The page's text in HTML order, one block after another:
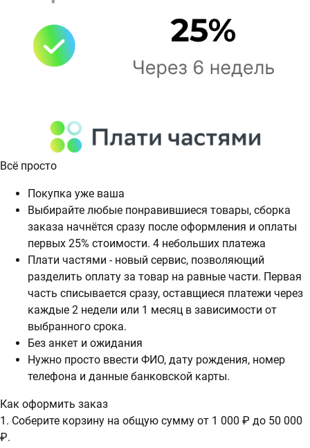
Всё просто
Покупка уже ваша
Выбирайте любые понравившиеся товары, сборка
заказа начнётся сразу после оформления и оплаты
первых 25% стоимости. 4 небольших платежа
Плати частями - новый сервис, позволяющий
разделить оплату за товар на равные части. Первая
часть списывается сразу, оставщиеся платежи через
каждые 2 недели или 1 месяц в зависимости от
выбранного срока.
Без анкет и ожидания
Нужно просто ввести ФИО, дату рождения, номер
телефона и данные банковской карты.
Как оформить заказ
1. Соберите корзину на общую сумму от 1 000 ₽ до 50 000
₽.